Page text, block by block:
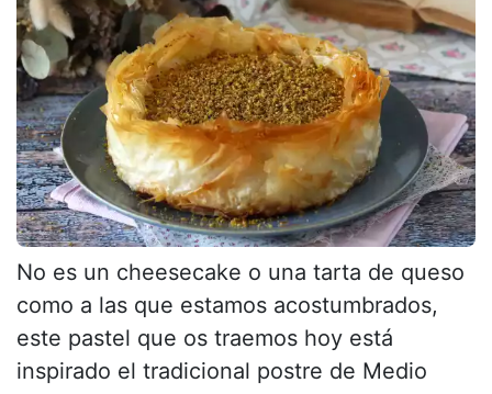
No es un cheesecake o una tarta de queso
como a las que estamos acostumbrados,
este pastel que os traemos hoy está
inspirado el tradicional postre de Medio